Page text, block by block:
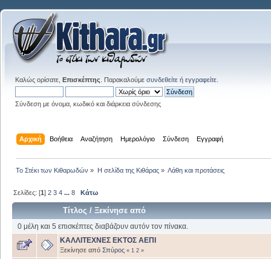
Καλώς ορίσατε, Επισκέπτης . Παρακαλούμε συνδεθείτε ή εγγραφείτε
Σύνδεση με όνομα, κωδικό και διάρκεια σύνδεσης
Αρχική Βοήθεια Αναζήτηση Ημερολόγιο Σύνδεση Εγγραφή
Το Στέκι των Κιθαρωδών » Η σελίδα της Κιθάρας» Λάθη και προτάσεις
Σελίδες: [1]2 3 4 ...8 Κάτω
Τίτλος /Ξεκίνησε από
0 μέλη και 5 επισκέπτες διαβάζουν αυτόν τον πίνακα.
ΚΑΛΛΙΤΕΧΝΕΣ ΕΚΤΟΣ ΑΕΠΙ
Ξεκίνησε από Σπύρος « 1 2 »